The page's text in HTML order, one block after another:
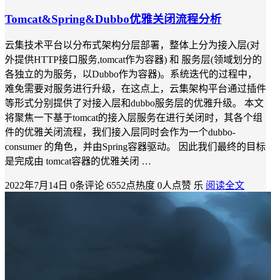
Tomcat&Spring&Dubbo优雅关闭流程分析
云集技术平台以分布式架构分层部署，整体上分为接入层(对
外提供HTTP接口服务,tomcat作为容器) 和 服务层(领域划分的
各独立的为服务，以Dubbo作为容器)。系统迭代的过程中，
难免需要对服务进行升级，在这点上，云集架构平台通过插件
等形式分别提供了对接入层和dubbo服务层的优雅升级。 本文
将聚焦一下基于tomcat的接入层服务在进行关闭时，其各个组
件的优雅关闭流程，我们接入层同时会作为一个dubbo-
consumer 的角色，并由Spring容器驱动。 因此我们最终的目标
是完成由 tomcat容器的优雅关闭 …
2022年7月14日 0条评论 6552点热度 0人点赞 乐 阅读全文